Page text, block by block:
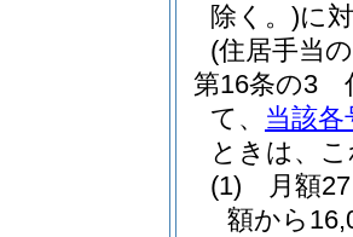
除く。)に
(住居手当
第16条の3
て、 当該各
ときは、
(1)
月額
額から